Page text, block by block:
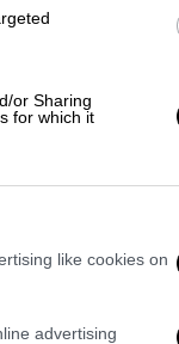
or Sharing
for which it
like cookies on
advertising
το
τις
θα